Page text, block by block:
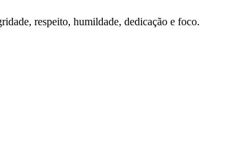
respeito, humildade, dedicação e foco.